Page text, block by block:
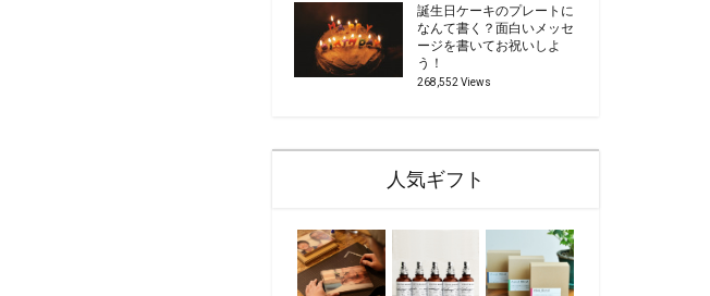
誕生日ケーキのプレートに
なんて書く？面白いメッセ
ージを書いてお祝いしよ
う！
268,552 Views
人気ギフト